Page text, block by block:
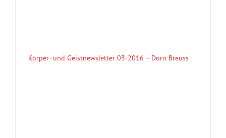
Körper- und Geistnewsletter 03-2016 – Dorn Breuss